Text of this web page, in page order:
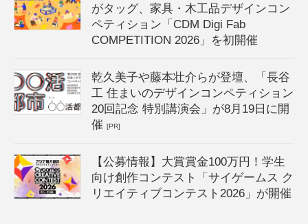
がタッグ、家具・木工品デザインコン
ペティション「CDM Digi Fab
COMPETITION 2026」を初開催
乾久美子や藤本壮介らが登壇、「長谷
工 住まいのデザインコンペティション
20回記念 特別講演会」が8月19日に開
催[PR]
【公募情報】大賞賞金100万円！学生
向け創作コンテスト「サイゲームス ク
リエイティブコンテスト2026」が開催